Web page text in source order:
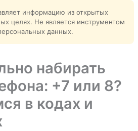
информацию из открытых
целях. Не является инструментом
данных.
набирать
+7 или 8?
в кодах и